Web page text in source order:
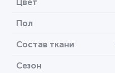
Пол
Состав ткани
Сезон